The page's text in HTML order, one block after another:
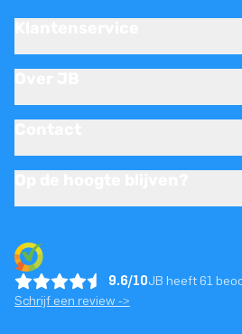
9.6/10JB heeft 61
Schrijf een review ->